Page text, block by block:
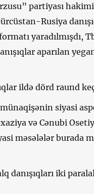
partiyası
Rusiya
yaradılmışdı,
aparılan
ildə dörd raund
münaqişənin siyasi
və Cənubi
məsələlər burada
danışıqları iki